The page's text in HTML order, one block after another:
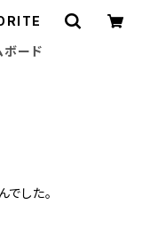
ボード
した。